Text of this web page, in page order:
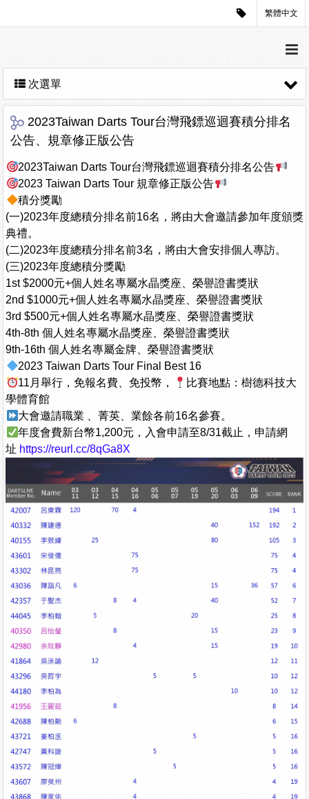
繁體中文
次選單
2023Taiwan Darts Tour台灣飛鏢巡迴賽積分排名
公告、規章修正版公告
2023Taiwan Darts Tour台灣飛鏢巡迴賽積分排名公告
2023 Taiwan Darts Tour 規章修正版公告
積分獎勵
(一)2023年度總積分排名前16名，將由大會邀請參加年度頒獎
典禮。
(二)2023年度總積分排名前3名，將由大會安排個人專訪。
(三)2023年度總積分獎勵
1st $2000元+個人姓名專屬水晶獎座、榮譽證書獎狀
2nd $1000元+個人姓名專屬水晶獎座、榮譽證書獎狀
3rd $500元+個人姓名專屬水晶獎座、榮譽證書獎狀
4th-8th 個人姓名專屬水晶獎座、榮譽證書獎狀
9th-16th 個人姓名專屬金牌、榮譽證書獎狀
2023 Taiwan Darts Tour Final Best 16
11月舉行，免報名費、免投幣，
比賽地點：樹德科技大
學體育館
大會邀請職業 、菁英、業餘各前16名參賽。
年度會費新台幣1,200元，入會申請至8/31截止，申請網
址 https://reurl.cc/8qGa8X